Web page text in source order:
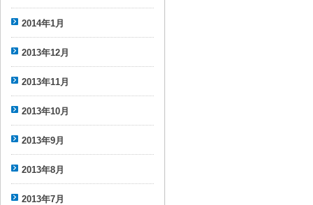
2014年1月
2013年12月
2013年11月
2013年10月
2013年9月
2013年8月
2013年7月